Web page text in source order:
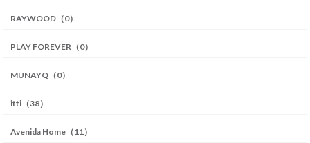
RAYWOOD（0）
PLAY FOREVER（0）
MUNAYQ（0）
itti（38）
Avenida Home（11）